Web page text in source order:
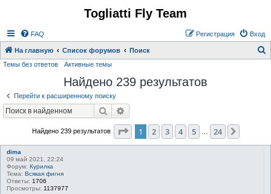
Togliatti Fly Team
FAQ Вход
Регистрация
На главную Список форумов Поиск
Темы без ответов Активные темы
Найдено 239 результатов
Перейти к расширенному поиску
Поиск
Найдено 239 результатов Страница из 24
1 2 3 4 5 24
dima
09 май 2021, 22:24
Форум: Курилка
Тема: Всякая фигня
Ответы: 1706
Просмотры: 1137977